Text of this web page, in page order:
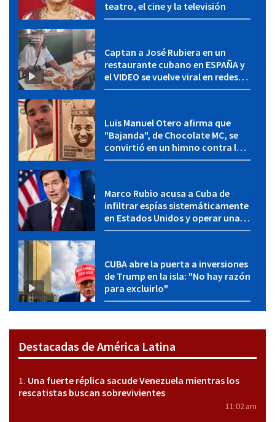
teatro, el cine y la televisión
Captan a José Rubiera en un
restaurante cubano en ESPAÑA y
el VIDEO se vuelve viral en redes
sociales
Luis Manuel Otero afirma que
"Bajanda", de Chocolate MC, se
convirtió en un himno contra la
dictadura cubana
Marco Rubio acusa a Cuba de
infiltrar espías sistemáticamente
en Estados Unidos y operar una
red de influencia
CUBA abre la puerta a inversiones
de Trump en la isla: "No hay razón
para excluirlo"
Destacadas de América Latina
Una fuerte réplica sacude Venezuela mientras los
rescatistas buscan sobrevivientes
11:02 am